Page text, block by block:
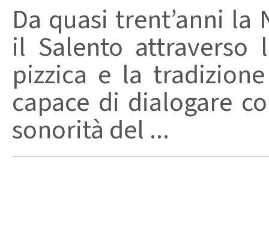
Da quasi trent’anni
il Salento attraverso
pizzica e la
capace di dialogare
sonorità del ...